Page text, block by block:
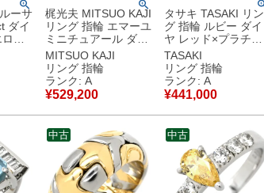
ーサ
ダイ
ー
ナシ
プラ
デ
ビ
古美
梶光夫 MITSUO KAJI
リング 指輪 エマーユ
ミニチュアール ダイ
ヤリング イエローゴ
ールド×プラチナシル
バー×マルチカラー
赤 緑 黒 七宝 肖像 11
号 【箱】 【中古】中
古美品
MITSUO KAJI
リング 指輪
ランク: A
¥529,200
タサキ TASAKI リン
グ 指輪 ルビー ダイ
ヤ レッド×プラチナ
シルバー 赤 TASAKI
プラチナ900 オーバ
ルカボションカット
10号 【中古】中古美
品
TASAKI
リング 指輪
ランク: A
¥441,000
中古 中古